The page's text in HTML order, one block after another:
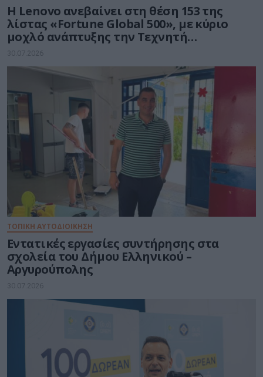
Η Lenovo ανεβαίνει στη θέση 153 της
λίστας «Fortune Global 500», με κύριο
μοχλό ανάπτυξης την Τεχνητή
Νοημοσύνη
30.07.2026
ΤΟΠΙΚΗ ΑΥΤΟΔΙΟΙΚΗΣΗ
Εντατικές εργασίες συντήρησης στα
σχολεία του Δήμου Ελληνικού –
Αργυρούπολης
30.07.2026